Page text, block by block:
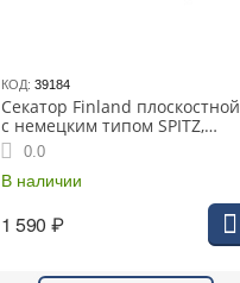
КОД: 39184
Секатор Finland плоскостной
с немецким типом SPITZ,
диаметр реза 25 мм
0.0
В наличии
1 590 ₽